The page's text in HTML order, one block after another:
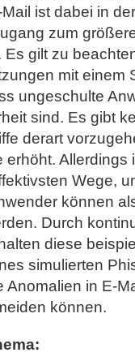
ist dabei in
zum
gilt zu
mit einem
ungeschulte
sind. Es gibt
derart
Allerdings
Wege,
können
Durch
diese
simulierten
Anomalien in E-
können.